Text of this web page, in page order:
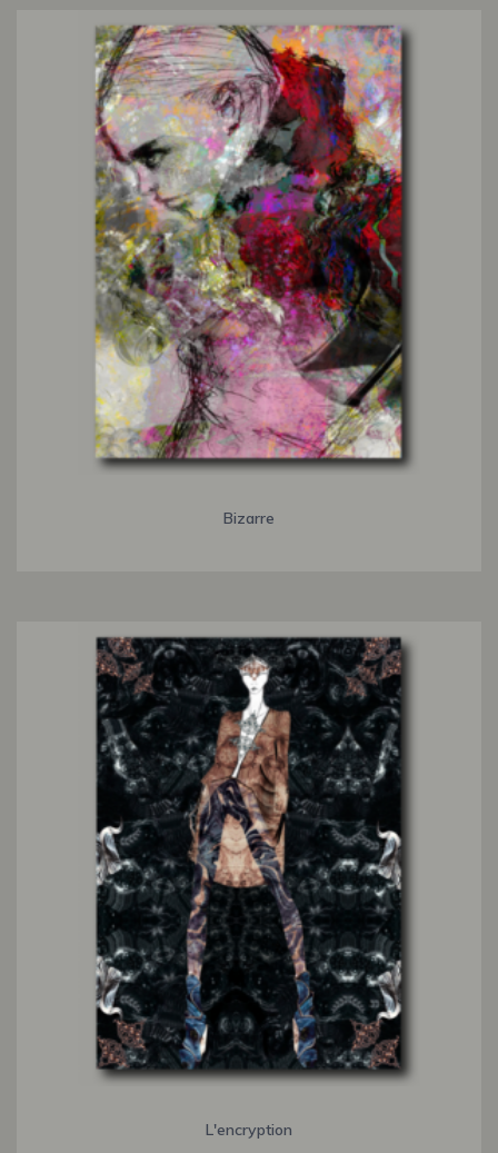
Bizarre
L'encryption